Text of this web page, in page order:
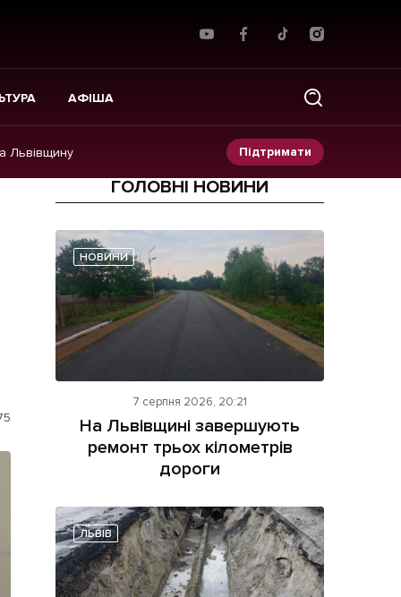
АФІША
Львівщину Підтримати
Прес-релізи
Фото/Відео
Made in Lviv
на сайті
ГОЛОВНІ НОВИНИ
НОВИНИ
7 серпня 2026, 20:21
На Львівщині завершують
ремонт трьох кілометрів
дороги
ЛЬВІВ